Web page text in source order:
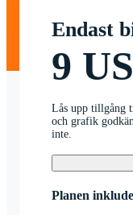
Endast
9
Lås upp tillgång
och grafik
inte.
Planen